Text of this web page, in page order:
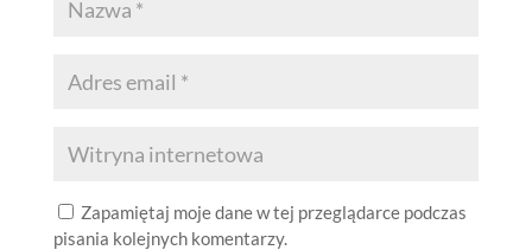
Zapamiętaj moje dane w tej przeglądarce podczas
pisania kolejnych komentarzy.